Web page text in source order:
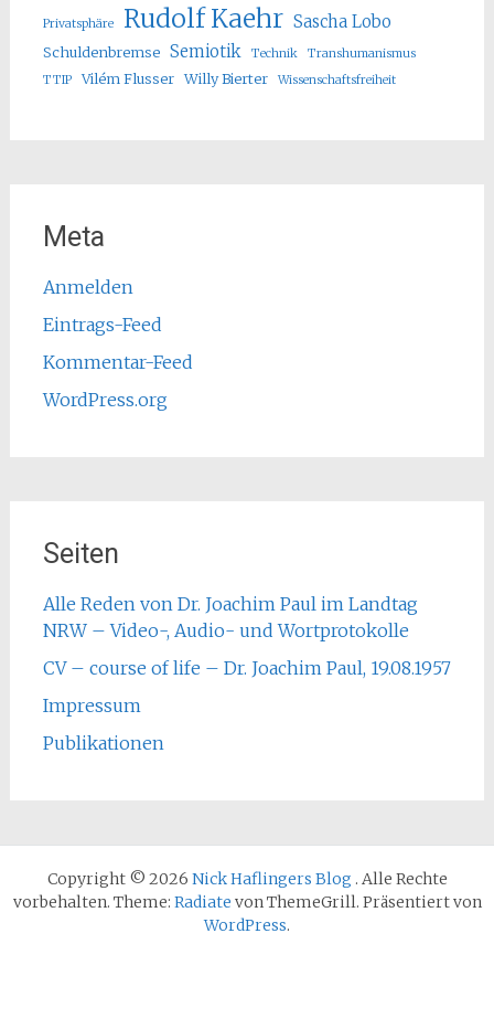
Privatsphäre Rudolf Kaehr Sascha Lobo
Schuldenbremse Semiotik Technik
Transhumanismus
TTIP
Vilém Flusser Willy Bierter Wissenschaftsfreiheit
Meta
Anmelden
Eintrags-Feed
Kommentar-Feed
WordPress.org
Seiten
Alle Reden von Dr. Joachim Paul im Landtag
NRW – Video-, Audio- und Wortprotokolle
CV – course of life – Dr. Joachim Paul, 19.08.1957
Impressum
Publikationen
Copyright © 2026 Nick Haflingers Blog . Alle Rechte
vorbehalten. Theme: Radiate von ThemeGrill. Präsentiert von
WordPress.